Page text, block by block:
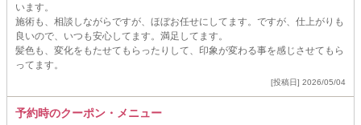
います。
施術も、相談しながらですが、ほぼお任せにしてます。ですが、仕上がりも
良いので、いつも安心してます。満足してます。
髪色も、変化をもたせてもらったりして、印象が変わる事を感じさせてもら
ってます。
[投稿日] 2026/05/04
予約時のクーポン・メニュー